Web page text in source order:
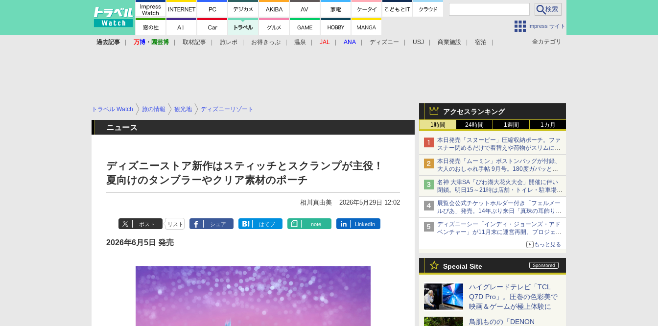
Impress サイト
全カテゴリ
過去記事 万博 ・ 園芸博 取材記事 旅レポ お得きっぷ 温泉 JAL ANA ディズニー USJ 商業施設 宿泊
アクセスランキング
1時間 24時間 1週間 1カ月
本日発売「スヌーピー」圧縮収納ポーチ。ファ
スナー閉めるだけで着替えや荷物がスリムにま
とまる
本日発売「ムーミン」ボストンバッグが付録、
大人のおしゃれ手帖 9月号。180度ガバッと開
いて大容量
名神 大津SA「びわ湖大花火大会」開催に伴い
閉鎖。明日15～21時は店舗・トイレ・駐車場の
利用不可
展覧会公式チケットホルダー付き「フェルメー
ルぴあ」発売。14年ぶり来日「真珠の耳飾りの
少女」ほか37作品のガイド
ディズニーシー「インディ・ジョーンズ・アド
ベンチャー」が11月末に運営再開。プロジェク
ションマッピングを追加、DPAは1500円
もっと見る
Special Site
ハイグレードテレビ「TCL
Q7D Pro」。圧巻の色彩美で
映画＆ゲームが極上体験に
鳥肌ものの「DENON
トラベル Watch 旅の情報 観光地 ディズニーリゾート
ニュース
ディズニーストア新作はスティッチとスクランプが主役！
夏向けのタンブラーやクリア素材のポーチ
相川真由美 2026年5月29日 12:02
ポスト リスト シェア はてブ note LinkedIn
2026年6月5日 発売